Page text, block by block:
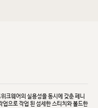
크웨어의 실용성을 동시에 갖춘 페니
으로 작업 된 섬세한 스티치와 볼드한